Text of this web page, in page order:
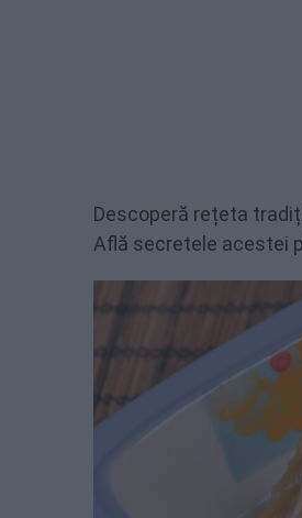
Descoperă rețeta
Află secretele acestei